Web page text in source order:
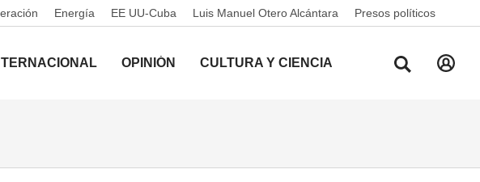
Energía EE UU-Cuba Luis Manuel Otero Alcántara Presos políticos
OPINIÓN CULTURA Y CIENCIA